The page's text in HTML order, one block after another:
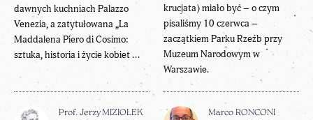
dawnych kuchniach Palazzo
Venezia, a zatytułowana „La
Maddalena Piero di Cosimo:
sztuka, historia i życie kobiet ...
krucjata) miało być – o czym
pisaliśmy 10 czerwca –
zaczątkiem Parku Rzeźb przy
Muzeum Narodowym w
Warszawie.
Prof. Jerzy MIZIOŁEK Marco RONCONI